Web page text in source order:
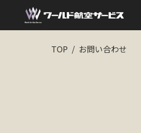
TOP お問い合わせ